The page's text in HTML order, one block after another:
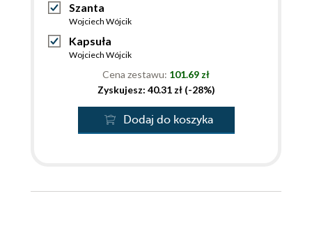
Szanta
Wojciech Wójcik
Kapsuła
Wojciech Wójcik
Cena zestawu: 101.69 zł
Zyskujesz: 40.31 zł (-28%)
Dodaj do koszyka